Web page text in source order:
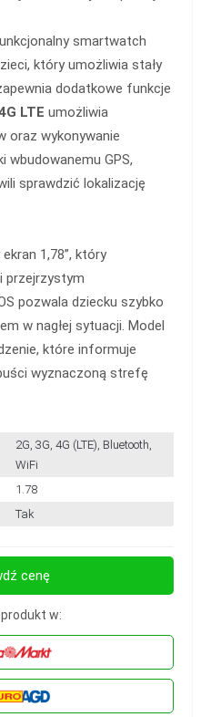
smartwatch
który umożliwia stały
dodatkowe funkcje
LTE umożliwia
oraz wykonywanie
wbudowanemu GPS,
sprawdzić lokalizację
1,78”, który
przejrzystym
pozwala dziecku szybko
w nagłej sytuacji. Model
które informuje
wyznaczoną strefę
2G, 3G, 4G (LTE), Bluetooth,
WiFi
1.78
Tak
cenę
w: